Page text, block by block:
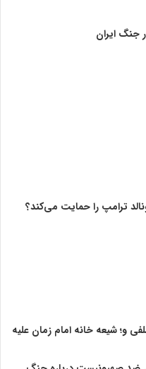
ایران
ترامپ را حمایت می‌کند؟
و؛ شیعه خانه امام زمان علیه